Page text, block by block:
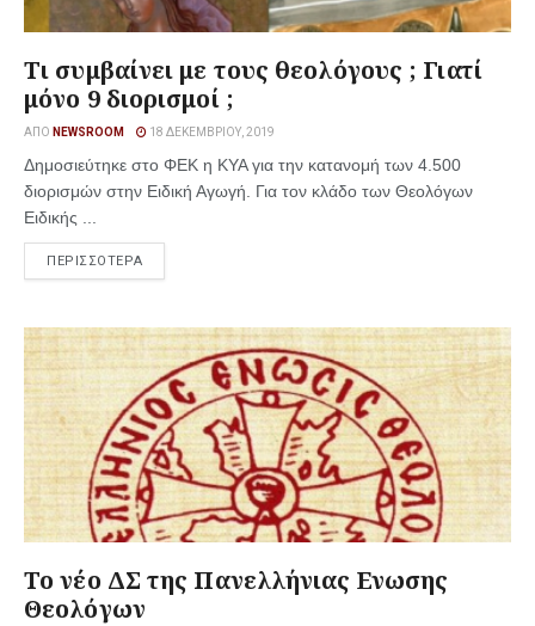
Τι συμβαίνει με τους θεολόγους ; Γιατί
μόνο 9 διορισμοί ;
ΑΠΌ NEWSROOM 18 ΔΕΚΕΜΒΡΊΟΥ, 2019
Δημοσιεύτηκε στο ΦΕΚ η ΚΥΑ για την κατανομή των 4.500
διορισμών στην Ειδική Αγωγή. Για τον κλάδο των Θεολόγων
Ειδικής ...
ΠΕΡΙΣΣΟΤΕΡΑ
Το νέο ΔΣ της Πανελλήνιας Ενωσης
Θεολόγων